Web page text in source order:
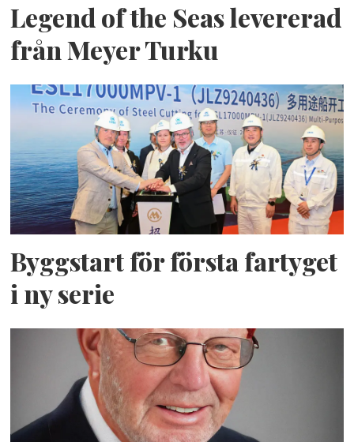
Legend of the Seas levererad
från Meyer Turku
Byggstart för första fartyget
i ny serie